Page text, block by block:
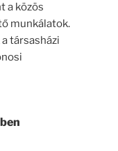
a közös
munkálatok.
társasházi